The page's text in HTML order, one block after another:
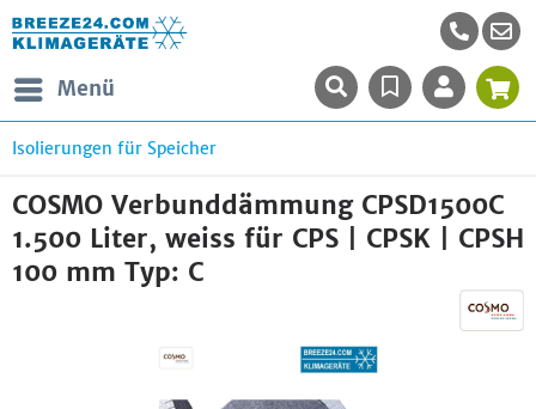
Menü
Isolierungen für Speicher
COSMO Verbunddämmung CPSD1500C
1.500 Liter, weiss für CPS | CPSK | CPSH
100 mm Typ: C